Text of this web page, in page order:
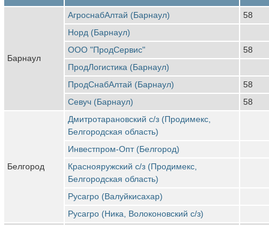
Барнаул
АгроснабАлтай (Барнаул)
58
Норд (Барнаул)
ООО "ПродСервис"
58
ПродЛогистика (Барнаул)
ПродСнабАлтай (Барнаул)
58
Севуч (Барнаул)
58
Белгород
Дмитротарановский с/з (Продимекс,
Белгородская область)
Инвестпром-Опт (Белгород)
Краснояружский с/з (Продимекс,
Белгородская область)
Русагро (Валуйкисахар)
Русагро (Ника, Волоконовский с/з)